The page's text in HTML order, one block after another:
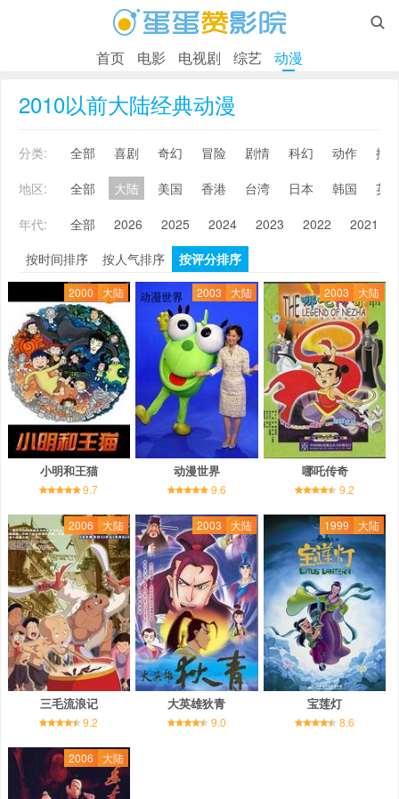

首页 电影 电视剧 综艺 动漫
2010以前大陆经典动漫
分类: 全部 喜剧 奇幻 冒险 剧情 科幻 动作
搞
地区:
全部 大陆 美国 香港 台湾 日本 韩国
英
年代:
全部 2026 2025 2024 2023 2022 2021
按时间排序
按人气排序 按评分排序
2000 大陆
小明和王猫
9.7
2003 大陆
动漫世界
9.6
2003 大陆
哪吒传奇
9.2
2006 大陆
三毛流浪记
9.2
2003 大陆
大英雄狄青
9.0
1999 大陆
宝莲灯
8.6
2006 大陆